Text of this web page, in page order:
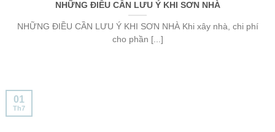
NHỮNG ĐIỀU CẦN LƯU Ý KHI SƠN NHÀ
NHỮNG ĐIỀU CẦN LƯU Ý KHI SƠN NHÀ Khi xây nhà, chi phí
cho phần [...]
01
Th7